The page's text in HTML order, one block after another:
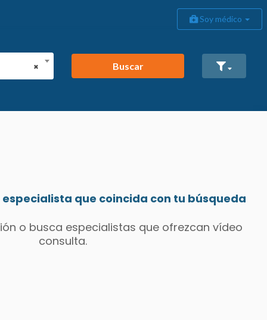
Soy médico
× Buscar
que coincida con tu búsqueda
o busca especialistas que ofrezcan vídeo
consulta.